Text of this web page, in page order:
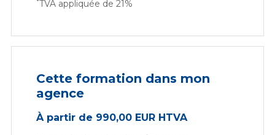
TVA appliquée de 21%
Cette formation dans mon
agence
À partir de 990,00 EUR HTVA